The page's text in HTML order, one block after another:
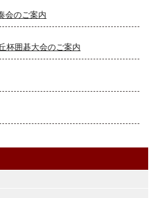
会のご案内
杯囲碁大会のご案内